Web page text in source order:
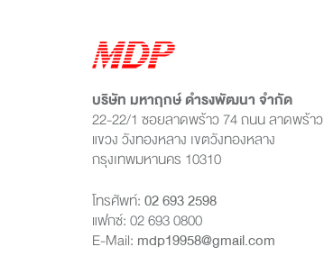
บริษัท มหาฤกษ์ ดำรงพัฒนา จำกัด
22-22/1 ซอยลาดพร้าว 74 ถนน ลาดพร้าว
แขวง วังทองหลาง เขตวังทองหลาง
กรุงเทพมหานคร 10310
โทรศัพท์:02 693 2598
แฟกซ์: 02 693 0800
E-Mail: mdp19958@gmail.com